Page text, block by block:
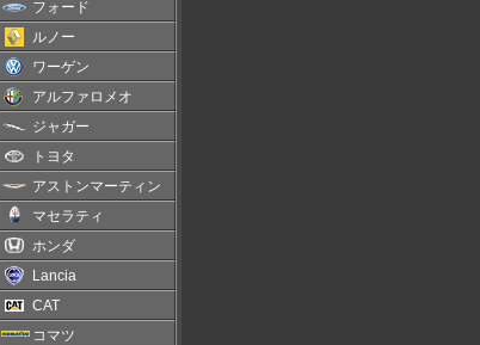
フォード
ルノー
ワーゲン
アルファロメオ
ジャガー
トヨタ
アストンマーティン
マセラティ
ホンダ
Lancia
CAT
コマツ